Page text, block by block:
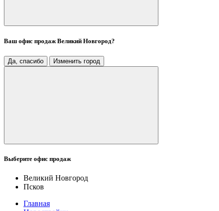
Ваш офис продаж Великий Новгород?
Да, спасибо Изменить город
Выберите офис продаж
Великий Новгород
Псков
Главная